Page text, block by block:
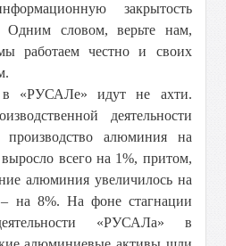
закрытость
Одним словом, верьте нам,
работаем честно и своих
«РУСАЛе» идут не ахти.
деятельности
алюминия на
всего на 1%, притом,
алюминия увеличилось на
– на 8%. На фоне стагнации
«РУСАЛа» в